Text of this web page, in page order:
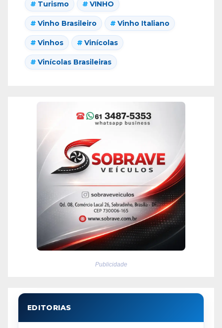
Turismo VINHO
Vinho Brasileiro Vinho Italiano
Vinhos Vinícolas
Vinícolas Brasileiras
Publicidade